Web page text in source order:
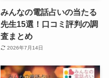
みんなの電話占いの当たる
先生15選！口コミ評判の調
査まとめ
2026年7月14日